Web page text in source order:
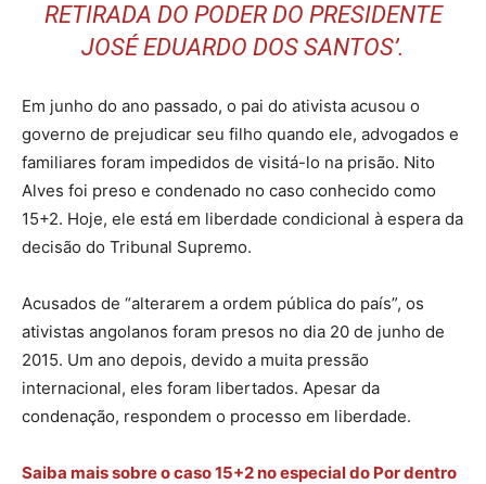
RETIRADA DO PODER DO PRESIDENTE
JOSÉ EDUARDO DOS SANTOS’.
Em junho do ano passado, o pai do ativista acusou o
governo de prejudicar seu filho quando ele, advogados e
familiares foram impedidos de visitá-lo na prisão. Nito
Alves foi preso e condenado no caso conhecido como
15+2. Hoje, ele está em liberdade condicional à espera da
decisão do Tribunal Supremo.
Acusados de “alterarem a ordem pública do país”, os
ativistas angolanos foram presos no dia 20 de junho de
2015. Um ano depois, devido a muita pressão
internacional, eles foram libertados. Apesar da
condenação, respondem o processo em liberdade.
Saiba mais sobre o caso 15+2 no especial do Por dentro